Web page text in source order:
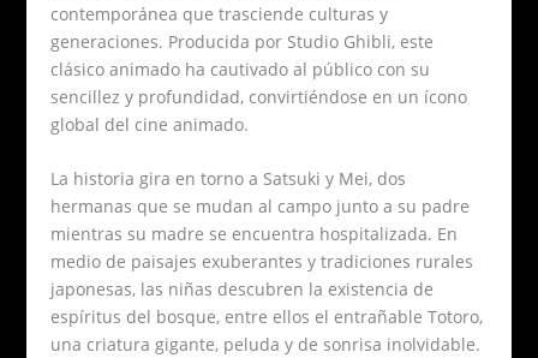
contemporánea que trasciende culturas y
generaciones. Producida por Studio Ghibli, este
clásico animado ha cautivado al público con su
sencillez y profundidad, convirtiéndose en un ícono
global del cine animado.
La historia gira en torno a Satsuki y Mei, dos
hermanas que se mudan al campo junto a su padre
mientras su madre se encuentra hospitalizada. En
medio de paisajes exuberantes y tradiciones rurales
japonesas, las niñas descubren la existencia de
espíritus del bosque, entre ellos el entrañable Totoro,
una criatura gigante, peluda y de sonrisa inolvidable.